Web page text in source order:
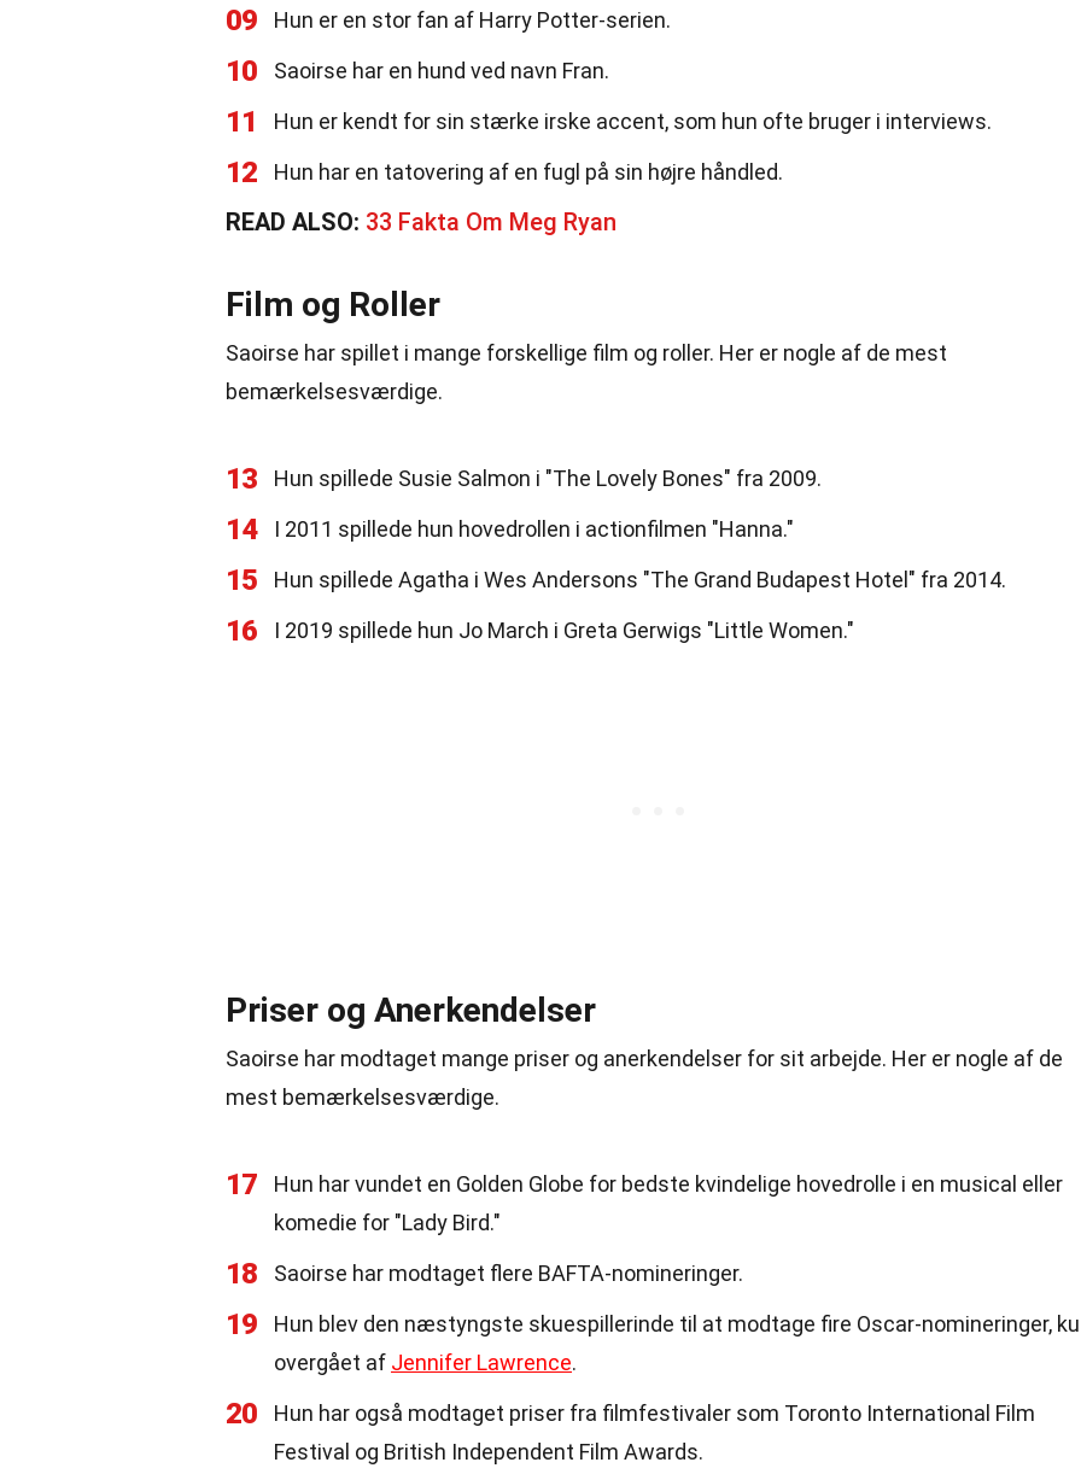
09 Hun er en stor fan af Harry Potter-serien.
10 Saoirse har en hund ved navn Fran.
11 Hun er kendt for sin stærke irske accent, som hun ofte bruger i interviews.
12 Hun har en tatovering af en fugl på sin højre håndled.
READ ALSO: 33 Fakta Om Meg Ryan
Film og Roller
Saoirse har spillet i mange forskellige film og roller. Her er nogle af de mest
bemærkelsesværdige.
13 Hun spillede Susie Salmon i "The Lovely Bones" fra 2009.
14 I 2011 spillede hun hovedrollen i actionfilmen "Hanna."
15 Hun spillede Agatha i Wes Andersons "The Grand Budapest Hotel" fra 2014.
16 I 2019 spillede hun Jo March i Greta Gerwigs "Little Women."
Priser og Anerkendelser
Saoirse har modtaget mange priser og anerkendelser for sit arbejde. Her er nogle af de
mest bemærkelsesværdige.
17
Hun har vundet en Golden Globe for bedste kvindelige hovedrolle i en musical eller
komedie for "Lady Bird."
18 Saoirse har modtaget flere BAFTA-nomineringer.
19
Hun blev den næstyngste skuespillerinde til at modtage fire Oscar-nomineringer,
overgået af Jennifer Lawrence.
20
Hun har også modtaget priser fra filmfestivaler som Toronto International Film
Festival og British Independent Film Awards.